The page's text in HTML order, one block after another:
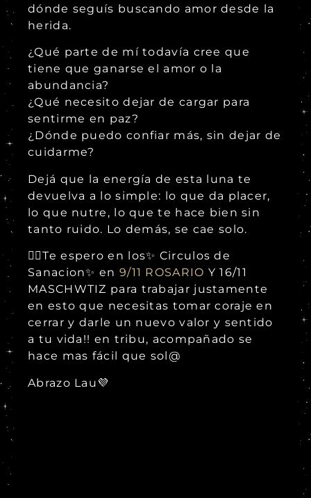
dónde seguís buscando amor desde la
herida.
¿Qué parte de mí todavía cree que
tiene que ganarse el amor o la
abundancia?
¿Qué necesito dejar de cargar para
sentirme en paz?
¿Dónde puedo confiar más, sin dejar de
cuidarme?
Dejá que la energía de esta luna te
devuelva a lo simple: lo que da placer,
lo que nutre, lo que te hace bien sin
tanto ruido. Lo demás, se cae solo.
👉🏻Te espero en los✨ Circulos de
Sanacion✨ en 9/11 ROSARIO Y 16/11
MASCHWTIZ para trabajar justamente
en esto que necesitas tomar coraje en
cerrar y darle un nuevo valor y sentido
a tu vida!! en tribu, acompañado se
hace mas fácil que sol@
Abrazo Lau💜